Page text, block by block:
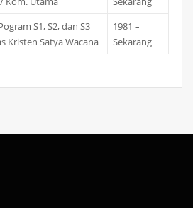
S1, S2, dan S3
Kristen Satya Wacana
1981 –
Sekarang